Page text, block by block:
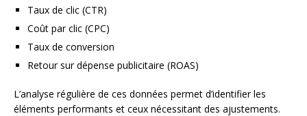
Taux de clic (CTR)
Coût par clic (CPC)
Taux de conversion
Retour sur dépense publicitaire (ROAS)
L’analyse régulière de ces données permet d’identifier les
éléments performants et ceux nécessitant des ajustements.